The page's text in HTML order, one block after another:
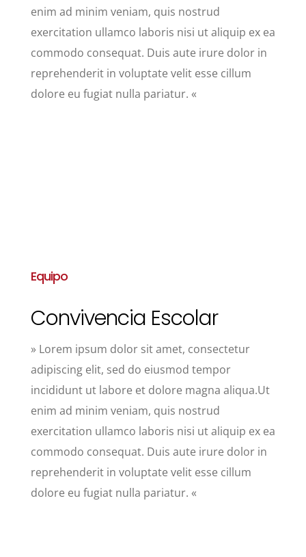
enim ad minim veniam, quis nostrud
exercitation ullamco laboris nisi ut aliquip ex ea
commodo consequat. Duis aute irure dolor in
reprehenderit in voluptate velit esse cillum
dolore eu fugiat nulla pariatur. «
Equipo
Convivencia Escolar
» Lorem ipsum dolor sit amet, consectetur
adipiscing elit, sed do eiusmod tempor
incididunt ut labore et dolore magna aliqua.Ut
enim ad minim veniam, quis nostrud
exercitation ullamco laboris nisi ut aliquip ex ea
commodo consequat. Duis aute irure dolor in
reprehenderit in voluptate velit esse cillum
dolore eu fugiat nulla pariatur. «